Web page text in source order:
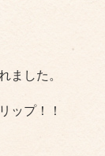
ました。
ップ！！